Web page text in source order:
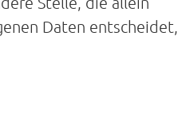
Daten entscheidet,